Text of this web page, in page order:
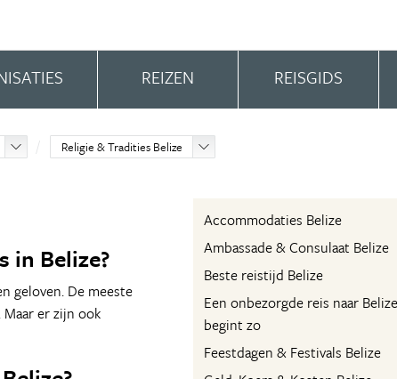
REIZEN REISGIDS
Religie & Tradities Belize
Accommodaties Belize
Ambassade & Consulaat Belize
Beste reistijd Belize
Een onbezorgde reis naar Belize
begint zo
Feestdagen & Festivals Belize
in Belize?
geloven. De meeste
er zijn ook